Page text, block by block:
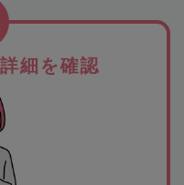
細を確認